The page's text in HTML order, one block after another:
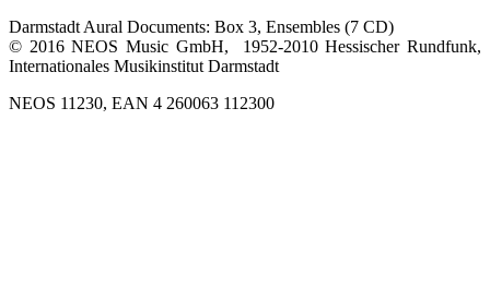
Darmstadt Aural Documents: Box 3, Ensembles (7 CD)
© 2016 NEOS Music GmbH, 1952-2010 Hessischer Rundfunk,
Internationales Musikinstitut Darmstadt
NEOS 11230, EAN 4 260063 112300